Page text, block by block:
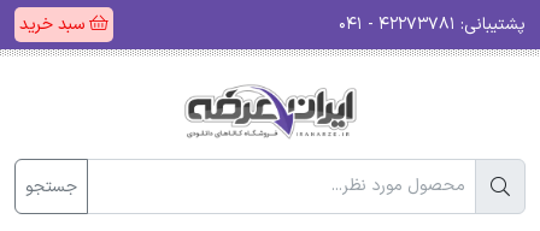
پشتیبانی: سبد خرید
جستجو